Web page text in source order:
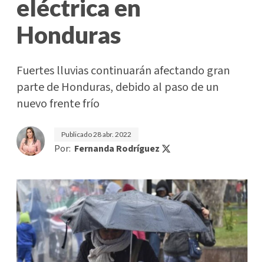
eléctrica en
Honduras
Fuertes lluvias continuarán afectando gran
parte de Honduras, debido al paso de un
nuevo frente frío
Publicado28 abr. 2022
Por: Fernanda Rodríguez